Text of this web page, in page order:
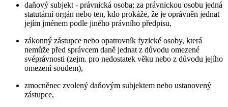
daňový subjekt - právnická osoba; za právnickou osobu jedná
statutární orgán nebo ten, kdo prokáže, že je oprávněn jednat
jejím jménem podle jiného právního předpisu,
zákonný zástupce nebo opatrovník fyzické osoby, která
nemůže před správcem daně jednat z důvodu omezené
svéprávnosti (zejm. pro nedostatek věku nebo z důvodu jejího
omezení soudem),
zmocněnec zvolený daňovým subjektem nebo ustanovený
zástupce,